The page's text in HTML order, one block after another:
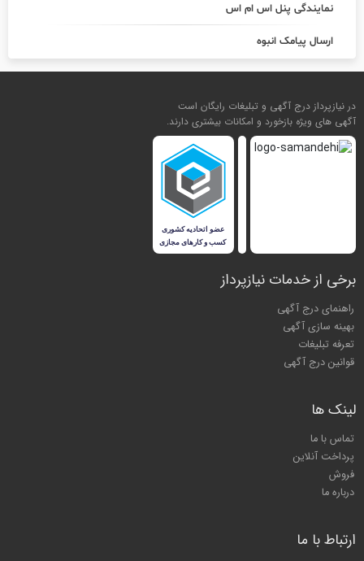
نمایندگی پنل اس ام اس
ارسال پیامک انبوه
در نیازپرداز درج آگهی و تبلیغات رایگان است
آگهی های ویژه بازخورد و امکانات بیشتری دارند.
برخی از خدمات نیازپرداز
راهنمای درج آگهی
بهینه سازی آگهی
تعرفه تبلیغات
قوانین درج آگهی
لینک ها
تماس با ما
پرداخت آنلاین
فروش
درباره ما
ارتباط با ما